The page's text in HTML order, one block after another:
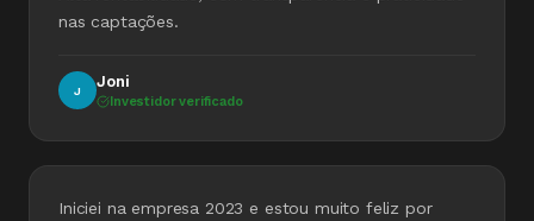
nas captações.
J
Joni
Investidor verificado
Iniciei na empresa 2023 e estou muito feliz por